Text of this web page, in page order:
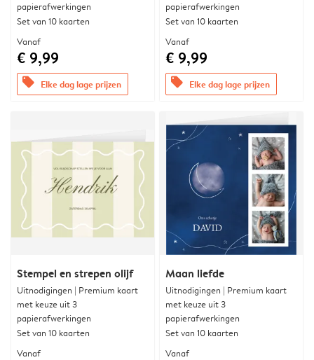
papierafwerkingen
Set van 10 kaarten
Vanaf
€ 9,99
offers Elke dag lage prijzen
papierafwerkingen
Set van 10 kaarten
Vanaf
€ 9,99
offers Elke dag lage prijzen
Stempel en strepen olijf
Uitnodigingen | Premium kaart
met keuze uit 3
papierafwerkingen
Set van 10 kaarten
Vanaf
Maan liefde
Uitnodigingen | Premium kaart
met keuze uit 3
papierafwerkingen
Set van 10 kaarten
Vanaf